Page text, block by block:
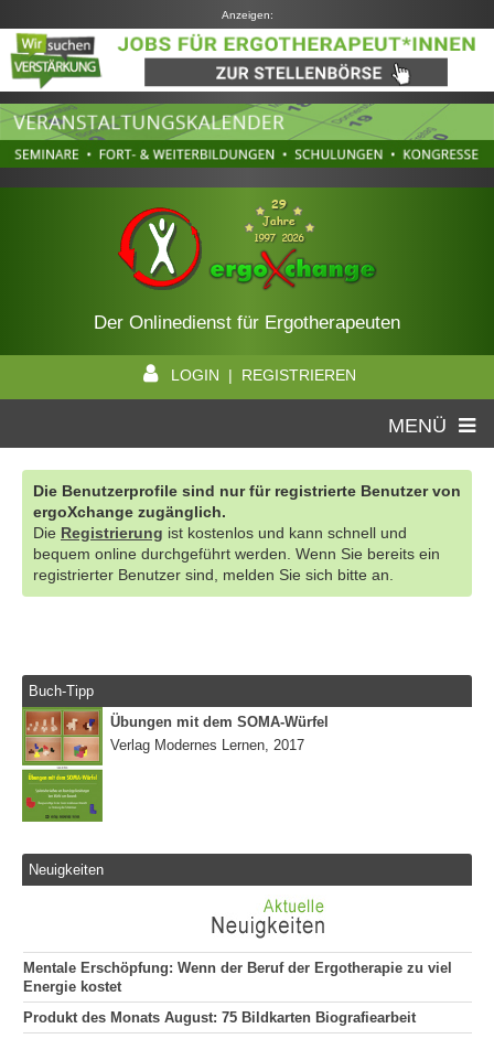
Anzeigen:
Der Onlinedienst für Ergotherapeuten
LOGIN | REGISTRIEREN
MENÜ
Die Benutzerprofile sind nur für registrierte Benutzer von
ergoXchange zugänglich.
Die Registrierung ist kostenlos und kann schnell und
bequem online durchgeführt werden. Wenn Sie bereits ein
registrierter Benutzer sind, melden Sie sich bitte an.
Buch-Tipp
Übungen mit dem SOMA-Würfel
Verlag Modernes Lernen, 2017
Neuigkeiten
Mentale Erschöpfung: Wenn der Beruf der Ergotherapie zu viel
Energie kostet
Produkt des Monats August: 75 Bildkarten Biografiearbeit